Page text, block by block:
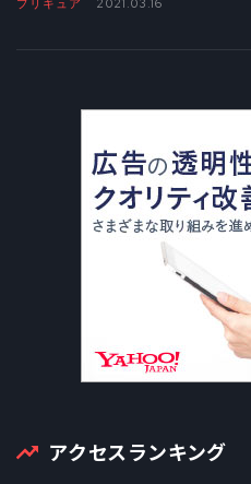
プリキュア 2021.03.16
アクセスランキング